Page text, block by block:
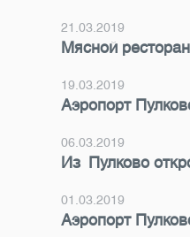
21.03.2019
Мясной
19.03.2019
Аэропорт
06.03.2019
Из Пулково
01.03.2019
Аэропорт